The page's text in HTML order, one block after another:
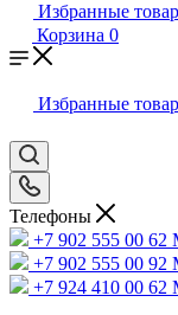
Избранные
Корзина 0
Избранные
Телефоны
+7 902 555 00 62
+7 902 555 00 92
+7 924 410 00 62